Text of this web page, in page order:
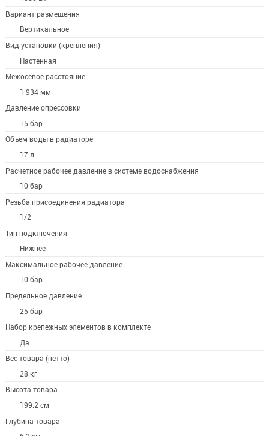
Вариант размещения
Вертикальное
Вид установки (крепления)
Настенная
Межосевое расстояние
1 934 мм
Давление опрессовки
15 бар
Объем воды в радиаторе
17 л
Расчетное рабочее давление в системе водоснабжения
10 бар
Резьба присоединения радиатора
1/2
Тип подключения
Нижнее
Максимальное рабочее давление
10 бар
Предельное давление
25 бар
Набор крепежных элементов в комплекте
Да
Вес товара (нетто)
28 кг
Высота товара
199.2 см
Глубина товара